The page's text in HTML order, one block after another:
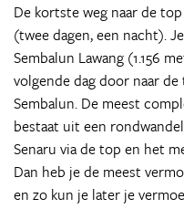
De kortste weg naar de
(twee dagen, een nacht).
Sembalun Lawang (1.156
volgende dag door naar
Sembalun. De meest
bestaat uit een
Senaru via de top en het
Dan heb je de meest
en zo kun je later je